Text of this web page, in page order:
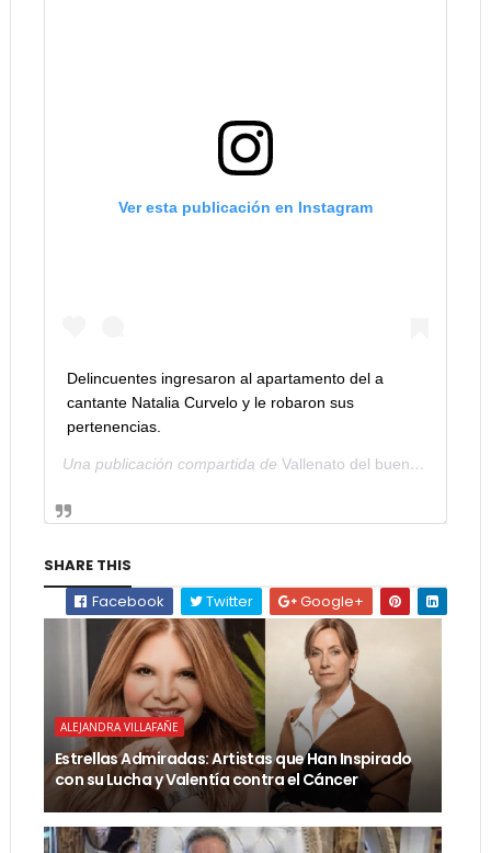
Ver esta publicación en Instagram
Delincuentes ingresaron al apartamento del a
cantante Natalia Curvelo y le robaron sus
pertenencias.
Una publicación compartida de Vallenato del bueno
SHARE THIS
Facebook
Twitter Google+
ALEJANDRA VILLAFAÑE
Estrellas Admiradas: Artistas que Han Inspirado
con su Lucha y Valentía contra el Cáncer